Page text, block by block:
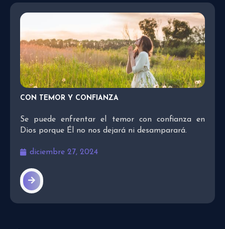
CON TEMOR Y CONFIANZA
Se puede enfrentar el temor con confianza en
Dios porque Él no nos dejará ni desamparará.
diciembre 27, 2024